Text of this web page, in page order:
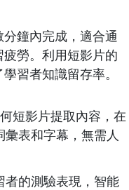
鐘內完成，適合通
勞。利用短影片的
習者知識留存率。
短影片提取內容，在
表和字幕，無需人
者的測驗表現，智能